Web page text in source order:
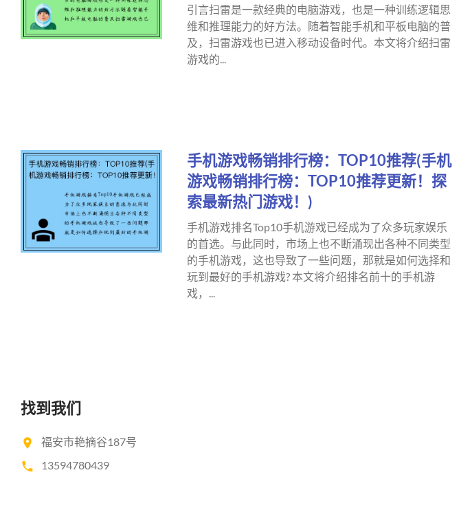
引言扫雷是一款经典的电脑游戏，也是一种训练逻辑思
维和推理能力的好方法。随着智能手机和平板电脑的普
及，扫雷游戏也已进入移动设备时代。本文将介绍扫雷
游戏的...
手机游戏畅销排行榜：TOP10推荐(手机
游戏畅销排行榜：TOP10推荐更新！探
索最新热门游戏！)
手机游戏排名Top10手机游戏已经成为了众多玩家娱乐
的首选。与此同时，市场上也不断涌现出各种不同类型
的手机游戏，这也导致了一些问题，那就是如何选择和
玩到最好的手机游戏? 本文将介绍排名前十的手机游
戏，...
找到我们
福安市艳摘谷187号
13594780439